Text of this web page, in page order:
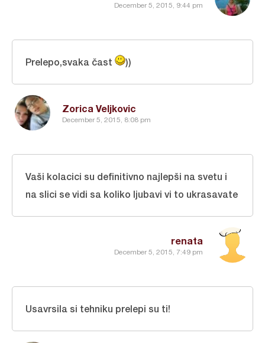
December 5, 2015, 9:44 pm
Zorica Veljkovic
December 5, 2015, 8:08 pm
Prelepo,svaka čast ))
renata
December 5, 2015, 7:49 pm
Vaši kolacici su definitivno najlepši na svetu i
na slici se vidi sa koliko ljubavi vi to ukrasavate
Usavrsila si tehniku prelepi su ti!